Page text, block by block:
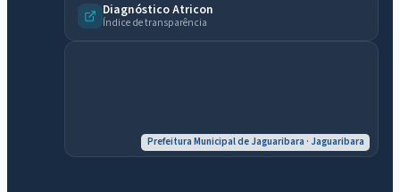
Diagnóstico Atricon
Índice de transparência
Prefeitura Municipal de Jaguaribara · Jaguaribara
IntGest AI
licitações, estrutura ou transparência do município.